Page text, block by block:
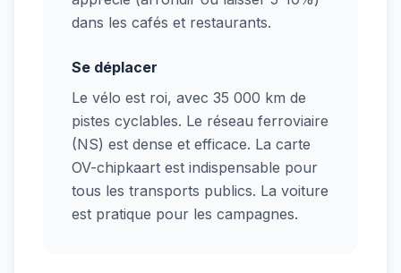
dans les cafés et restaurants.
Se déplacer
Le vélo est roi, avec 35 000 km de
pistes cyclables. Le réseau ferroviaire
(NS) est dense et efficace. La carte
OV-chipkaart est indispensable pour
tous les transports publics. La voiture
est pratique pour les campagnes.